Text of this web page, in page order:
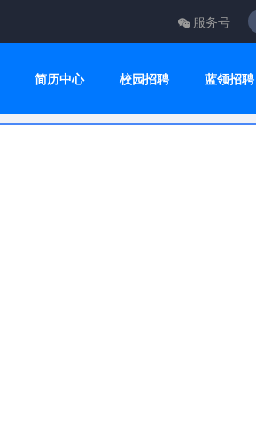
服务号
简历中心 校园招聘 蓝领招聘